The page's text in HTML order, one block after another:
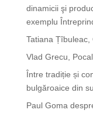
dinamicii şi
exemplu
Tatiana
Vlad Grecu,
Între tradiție și
bulgăroaice din
Paul Goma